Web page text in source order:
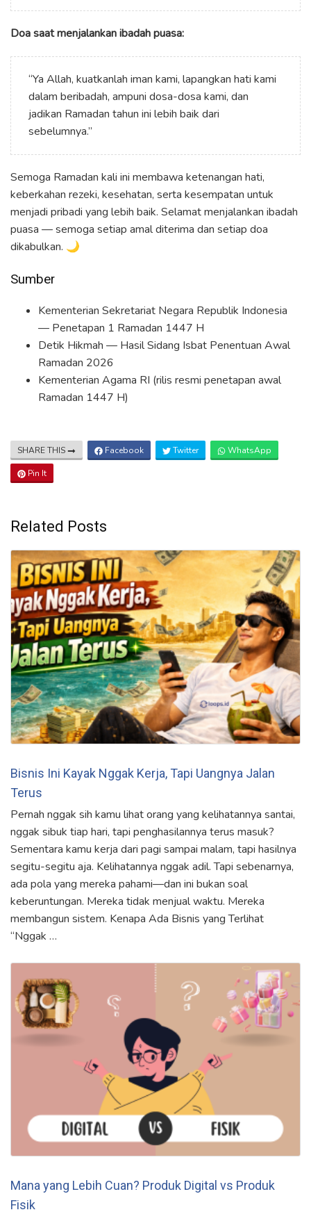
Doa saat menjalankan ibadah puasa:
“Ya Allah, kuatkanlah iman kami, lapangkan hati kami
dalam beribadah, ampuni dosa-dosa kami, dan
jadikan Ramadan tahun ini lebih baik dari
sebelumnya.”
Semoga Ramadan kali ini membawa ketenangan hati,
keberkahan rezeki, kesehatan, serta kesempatan untuk
menjadi pribadi yang lebih baik. Selamat menjalankan ibadah
puasa — semoga setiap amal diterima dan setiap doa
dikabulkan. 🌙
Sumber
Kementerian Sekretariat Negara Republik Indonesia
— Penetapan 1 Ramadan 1447 H
Detik Hikmah — Hasil Sidang Isbat Penentuan Awal
Ramadan 2026
Kementerian Agama RI (rilis resmi penetapan awal
Ramadan 1447 H)
SHARE THIS Facebook Twitter WhatsApp
Pin It
Related Posts
Bisnis Ini Kayak Nggak Kerja, Tapi Uangnya Jalan
Terus
Pernah nggak sih kamu lihat orang yang kelihatannya santai,
nggak sibuk tiap hari, tapi penghasilannya terus masuk?
Sementara kamu kerja dari pagi sampai malam, tapi hasilnya
segitu-segitu aja. Kelihatannya nggak adil. Tapi sebenarnya,
ada pola yang mereka pahami—dan ini bukan soal
keberuntungan. Mereka tidak menjual waktu. Mereka
membangun sistem. Kenapa Ada Bisnis yang Terlihat
“Nggak …
Mana yang Lebih Cuan? Produk Digital vs Produk
Fisik